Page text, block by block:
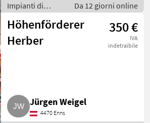
Impianti di
movimentazione
e trasporto /
Soffiatori
Da 12 giorni online
Höhenförderer
Herber
350 €
IVA
indetraibile
Jürgen Weigel
4470 Enns